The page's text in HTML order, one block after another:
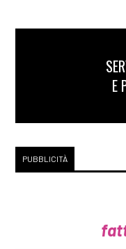
E
PUBBLICITÀ